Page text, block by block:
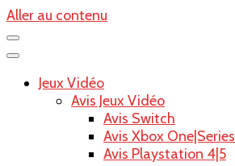
Aller au contenu
Jeux Vidéo
Avis Jeux Vidéo
Avis Switch
Avis Xbox One|Series
Avis Playstation 4|5